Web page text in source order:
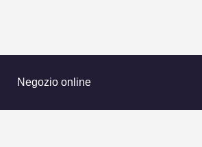
Negozio online